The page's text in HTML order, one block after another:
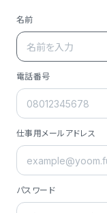
名前
電話番号
仕事用メールアドレス
パスワード